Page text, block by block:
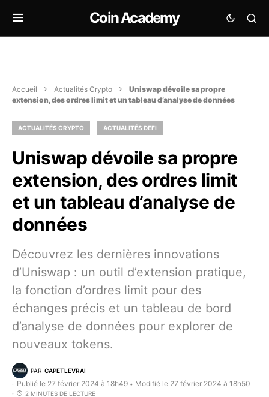
Coin Academy
Accueil Actualités Crypto
Uniswap dévoile sa propre
extension, des ordres limit et un tableau d’analyse de données
ACTUALITÉS CRYPTO ACTUALITÉS DEFI
Uniswap dévoile sa propre
extension, des ordres limit
et un tableau d’analyse de
données
Découvrez les dernières innovations
d’Uniswap : un outil d’extension pratique,
la fonction d’ordres limit pour des
échanges précis et un tableau de bord
d’analyse de données pour explorer de
nouveaux tokens.
PAR CAPETLEVRAI
Publié le 27 février 2024 à 18h49 • Modifié le 27 février 2024 à 18h50
2 MINUTES DE LECTURE